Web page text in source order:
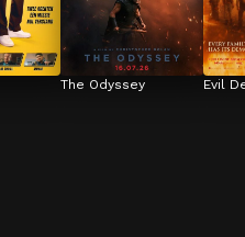
The Odyssey Evil